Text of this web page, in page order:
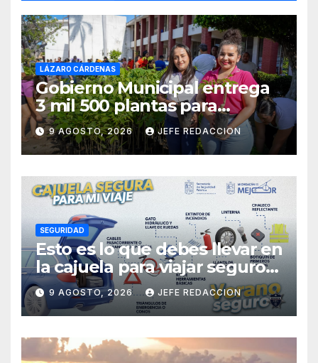
LÁZARO CÁRDENAS
Gobierno Municipal entrega
3 mil 500 plantas para
sumarse a la Jornada
Nacional de Reforestación
9 AGOSTO, 2026 JEFE REDACCION
SEGURIDAD
Esto es lo que debes llevar en
la cajuela para viajar seguro
por carretera
9 AGOSTO, 2026 JEFE REDACCION